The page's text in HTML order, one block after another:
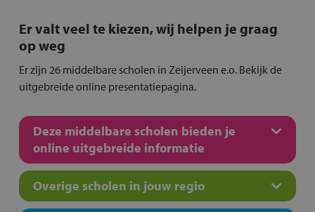
Er valt veel te kiezen, wij helpen je graag
op weg
Er zijn 26 middelbare scholen in Zeijerveen e.o. Bekijk de
uitgebreide online presentatiepagina.
Deze middelbare scholen bieden je
online uitgebreide informatie
Overige scholen in jouw regio